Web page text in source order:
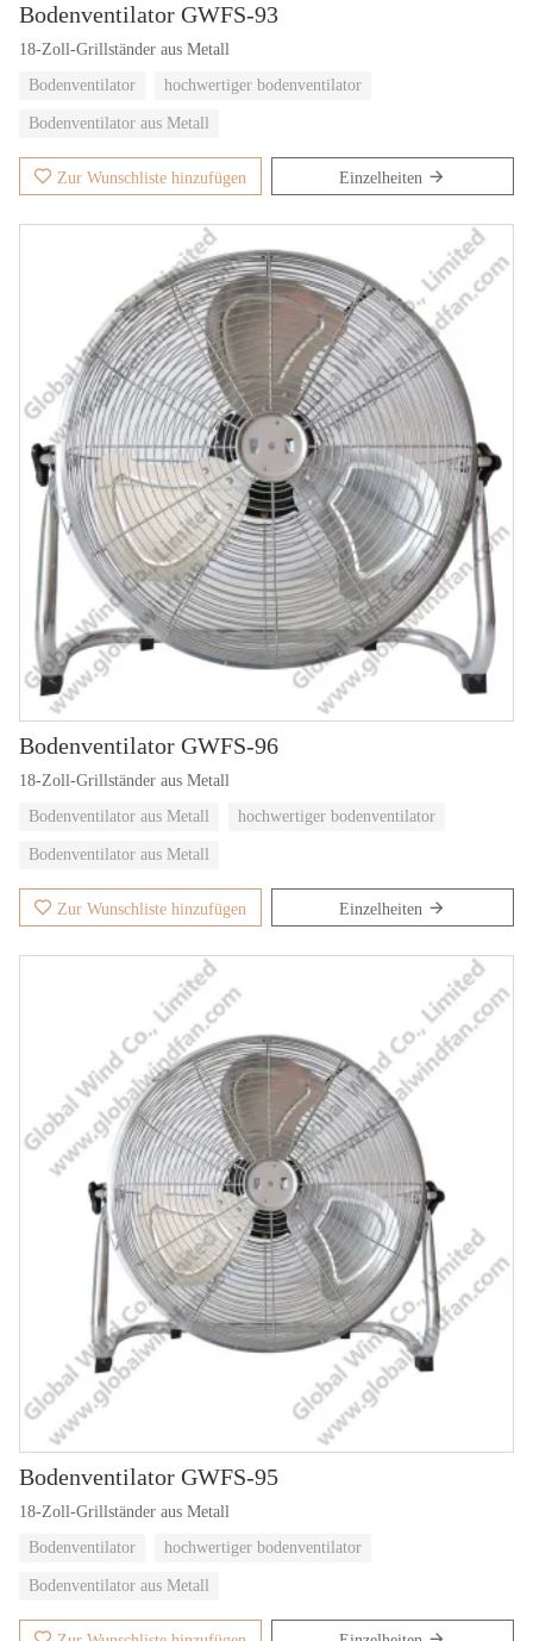
Bodenventilator GWFS-93
18-Zoll-Grillständer aus Metall
Bodenventilator
hochwertiger bodenventilator
Bodenventilator aus Metall
Zur Wunschliste hinzufügen Einzelheiten
Bodenventilator GWFS-96
18-Zoll-Grillständer aus Metall
Bodenventilator aus Metall
hochwertiger bodenventilator
Bodenventilator aus Metall
Zur Wunschliste hinzufügen Einzelheiten
Bodenventilator GWFS-95
18-Zoll-Grillständer aus Metall
Bodenventilator
hochwertiger bodenventilator
Bodenventilator aus Metall